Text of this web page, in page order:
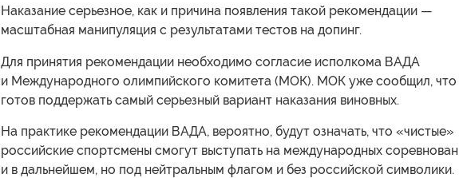
Наказание серьезное, как и причина появления такой рекомендации —
масштабная манипуляция с результатами тестов на допинг.
Для принятия рекомендации необходимо согласие исполкома ВАДА
и Международного олимпийского комитета (МОК). МОК уже сообщил, что
готов поддержать самый серьезный вариант наказания виновных.
На практике рекомендации ВАДА, вероятно, будут означать, что «чистые»
российские спортсмены смогут выступать на международных
и в дальнейшем, но под нейтральным флагом и без российской символики.